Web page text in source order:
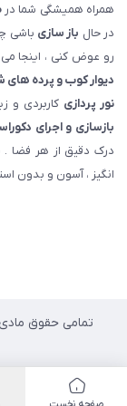
همراه همیشگی شما در
در حال باز سازی باشی
رو عوض کنی ، اینجا
دیوار کوب و پرده
نور پردازی کاربردی و
بازسازی و اجرای
درک دقیق از هر فضا .
انگیز ، آسون و بدون
تمامی حقوق